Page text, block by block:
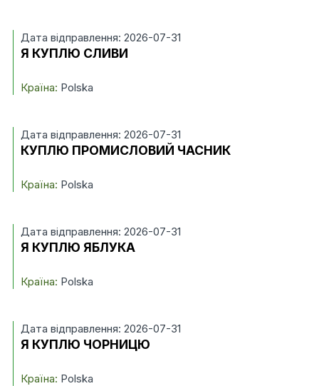
Дата відправлення: 2026-07-31
Я КУПЛЮ СЛИВИ
Країна: Polska
Дата відправлення: 2026-07-31
КУПЛЮ ПРОМИСЛОВИЙ ЧАСНИК
Країна: Polska
Дата відправлення: 2026-07-31
Я КУПЛЮ ЯБЛУКА
Країна: Polska
Дата відправлення: 2026-07-31
Я КУПЛЮ ЧОРНИЦЮ
Країна: Polska